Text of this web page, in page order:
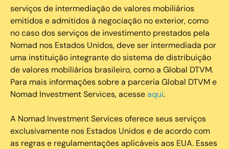
serviços de intermediação de valores mobiliários
emitidos e admitidos à negociação no exterior, como
no caso dos serviços de investimento prestados pela
Nomad nos Estados Unidos, deve ser intermediada por
uma instituição integrante do sistema de distribuição
de valores mobiliários brasileiro, como a Global DTVM.
Para mais informações sobre a parceria Global DTVM e
Nomad Investment Services, acesseaqui.
A Nomad Investment Services oferece seus serviços
exclusivamente nos Estados Unidos e de acordo com
as regras e regulamentações aplicáveis aos EUA. Esses